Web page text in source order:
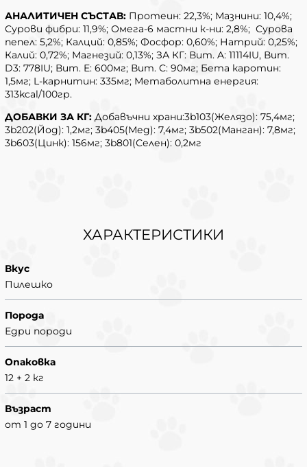
АНАЛИТИЧЕН СЪСТАВ: Протеин: 22,3%; Мазнини: 10,4%;
Сурови фибри: 11,9%; Омега-6 мастни к-ни: 2,8%; Сурова
пепел: 5,2%; Калций: 0,85%; Фосфор: 0,60%; Натрий: 0,25%;
Калий: 0,72%; Магнезий: 0,13%; ЗА КГ: Вит. A: 11114IU, Вит.
D3: 778IU; Вит. E: 600мг; Вит. C: 90мг; Бета каротин:
1,5мг; L-карнитин: 335мг; Метаболитна енергия:
313kcal/100гр.
ДОБАВКИ ЗА КГ: Добавъчни храни:3b103(Желязо): 75,4мг;
3b202(Йод): 1,2мг; 3b405(Мед): 7,4мг; 3b502(Манган): 7,8мг;
3b603(Цинк): 156мг; 3b801(Селен): 0,2мг
ХАРАКТЕРИСТИКИ
Вкус
Пилешко
Порода
Едри породи
Опаковка
12 + 2 кг
Възраст
от 1 до 7 години